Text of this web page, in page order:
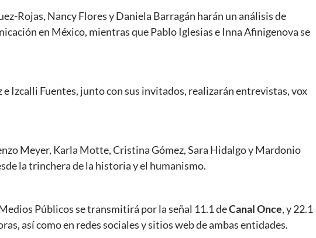
Rojas, Nancy Flores y Daniela Barragán harán un análisis de
en México, mientras que Pablo Iglesias e Inna Afinigenova se
e Izcalli Fuentes, junto con sus invitados, realizarán entrevistas, vox
Meyer, Karla Motte, Cristina Gómez, Sara Hidalgo y Mardonio
la trinchera de la historia y el humanismo.
Públicos se transmitirá por la señal 11.1 deCanal Once, y 22.1
así como en redes sociales y sitios web de ambas entidades.